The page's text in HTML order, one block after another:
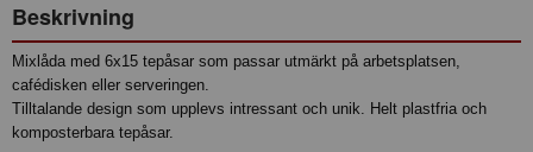
Beskrivning
Mixlåda med 6x15 tepåsar som passar utmärkt på arbetsplatsen,
cafédisken eller serveringen.
Tilltalande design som upplevs intressant och unik. Helt plastfria och
komposterbara tepåsar.